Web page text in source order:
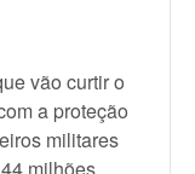
vão curtir o
a proteção
militares